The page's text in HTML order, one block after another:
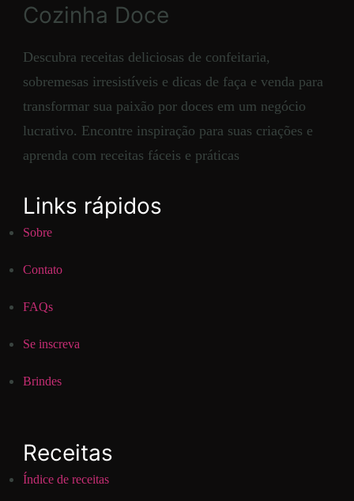
Cozinha Doce
Descubra receitas deliciosas de confeitaria,
sobremesas irresistíveis e dicas de faça e venda para
transformar sua paixão por doces em um negócio
lucrativo. Encontre inspiração para suas criações e
aprenda com receitas fáceis e práticas
Links rápidos
Sobre
Contato
FAQs
Se inscreva
Brindes
Receitas
Índice de receitas